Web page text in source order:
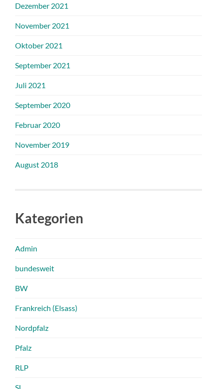
Dezember 2021
November 2021
Oktober 2021
September 2021
Juli 2021
September 2020
Februar 2020
November 2019
August 2018
Kategorien
Admin
bundesweit
BW
Frankreich (Elsass)
Nordpfalz
Pfalz
RLP